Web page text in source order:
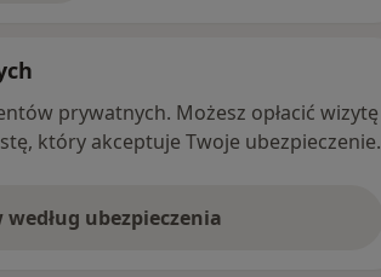
prywatnych. Możesz opłacić wizytę
który akceptuje Twoje ubezpieczenie.
ubezpieczenia